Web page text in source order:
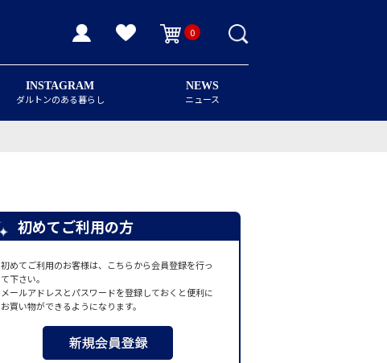
0
INSTAGRAM
ダルトンのある暮らし
NEWS
ニュース
初めてご利用の方
初めてご利用のお客様は、こちらから会員登録を行っ
て下さい。
メールアドレスとパスワードを登録しておくと便利に
お買い物ができるようになります。